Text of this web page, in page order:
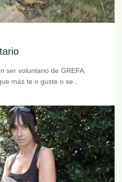
ser voluntario de GREFA.
más te o guste o se...